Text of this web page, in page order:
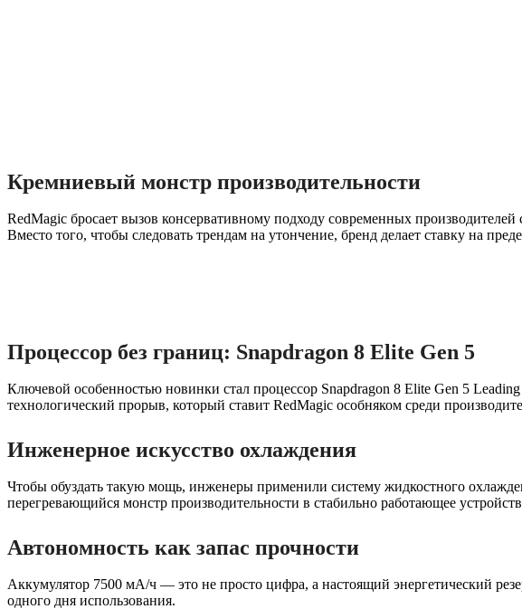
Кремниевый монстр производительности
RedMagic бросает вызов консервативному подходу современных
Вместо того, чтобы следовать трендам на утончение, бренд делает ставку на
Процессор без границ: Snapdragon 8 Elite Gen 5
Ключевой особенностью новинки стал процессор Snapdragon 8 Elite Gen 5
технологический прорыв, который ставит RedMagic особняком среди
Инженерное искусство охлаждения
Чтобы обуздать такую мощь, инженеры применили систему жидкостного
перегревающийся монстр производительности в стабильно работающее
Автономность как запас прочности
Аккумулятор 7500 мА/ч — это не просто цифра, а настоящий энергетический
одного дня использования.